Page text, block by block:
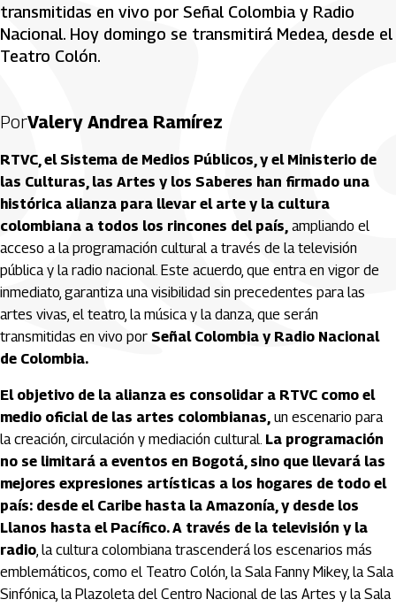
transmitidas en vivo por Señal Colombia y Radio
Nacional. Hoy domingo se transmitirá Medea, desde el
Teatro Colón.
PorValery Andrea Ramírez
RTVC, el Sistema de Medios Públicos, y el Ministerio de
las Culturas, las Artes y los Saberes han firmado una
histórica alianza para llevar el arte y la cultura
colombiana a todos los rincones del país, ampliando el
acceso a la programación cultural a través de la televisión
pública y la radio nacional. Este acuerdo, que entra en vigor de
inmediato, garantiza una visibilidad sin precedentes para las
artes vivas, el teatro, la música y la danza, que serán
transmitidas en vivo por Señal Colombia y Radio Nacional
de Colombia.
El objetivo de la alianza es consolidar a RTVC como el
medio oficial de las artes colombianas, un escenario para
la creación, circulación y mediación cultural. La programación
no se limitará a eventos en Bogotá, sino que llevará las
mejores expresiones artísticas a los hogares de todo el
país: desde el Caribe hasta la Amazonía, y desde los
Llanos hasta el Pacífico. A través de la televisión y la
radio, la cultura colombiana trascenderá los escenarios más
emblemáticos, como el Teatro Colón, la Sala Fanny Mikey, la Sala
Sinfónica, la Plazoleta del Centro Nacional de las Artes y la Sala